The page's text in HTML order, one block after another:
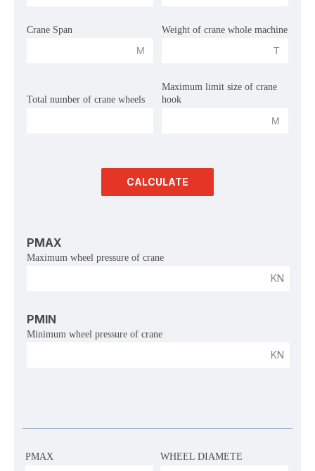
Crane Span
M
Weight of crane whole machine
T
Total number of crane wheels
Maximum limit size of crane
hook
M
CALCULATE
PMAX
Maximum wheel pressure of crane
KN
PMIN
Minimum wheel pressure of crane
KN
PMAX WHEEL DIAMETE